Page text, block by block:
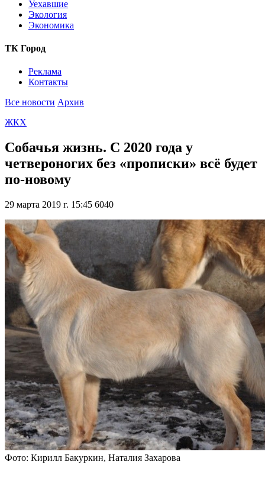
Уехавшие
Экология
Экономика
ТК Город
Реклама
Контакты
Все новости Архив
ЖКХ
Собачья жизнь. С 2020 года у
четвероногих без «прописки» всё будет
по-новому
29 марта 2019 г. 15:45 6040
Фото: Кирилл Бакуркин, Наталия Захарова